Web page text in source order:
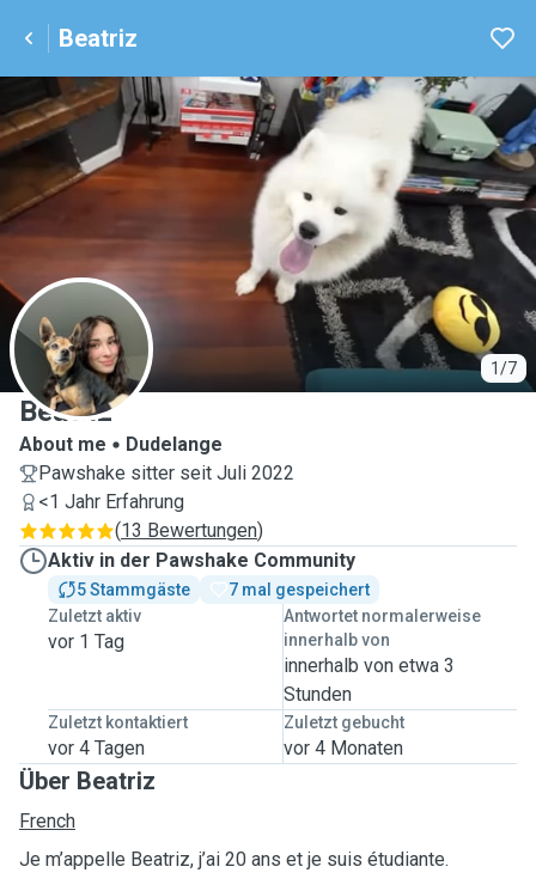
Beatriz
1/7
B
Beatriz
About me
Dudelange
Pawshake sitter seit Juli 2022
<1 Jahr Erfahrung
(13 Bewertungen)
Aktiv in der Pawshake Community
5 Stammgäste
7 mal gespeichert
Zuletzt aktiv
vor 1 Tag
Antwortet normalerweise
innerhalb von
innerhalb von etwa 3
Stunden
Zuletzt kontaktiert
vor 4 Tagen
Zuletzt gebucht
vor 4 Monaten
Über Beatriz
French
Je m’appelle Beatriz, j’ai 20 ans et je suis étudiante.